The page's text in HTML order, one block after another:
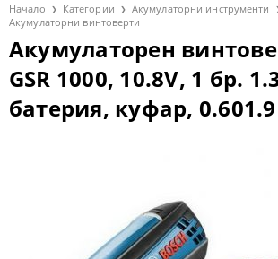
Начало Категории
Акумулаторни инструменти
Акумулаторни винтоверти
Акумулаторен
GSR 1000, 10.8V, 1 бр.
батерия, куфар,